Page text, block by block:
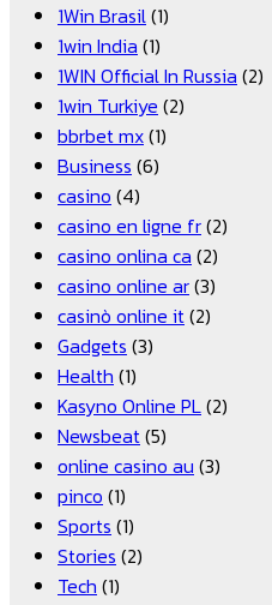
1Win Brasil(1)
1win India (1)
1WIN Official In Russia (2)
1win Turkiye (2)
bbrbet mx(1)
Business (6)
casino (4)
casino en ligne fr(2)
casino onlina ca (2)
casino online ar(3)
casinò online it(2)
Gadgets (3)
Health (1)
Kasyno Online PL(2)
Newsbeat(5)
online casino au (3)
pinco (1)
Sports (1)
Stories (2)
Tech (1)